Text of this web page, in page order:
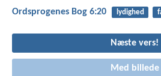
Ordsprogenes Bog 6:20 lydighed
Næste vers!
Med billede